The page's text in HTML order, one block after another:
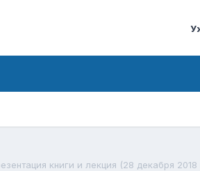
книги и лекция (28 декабря 2018